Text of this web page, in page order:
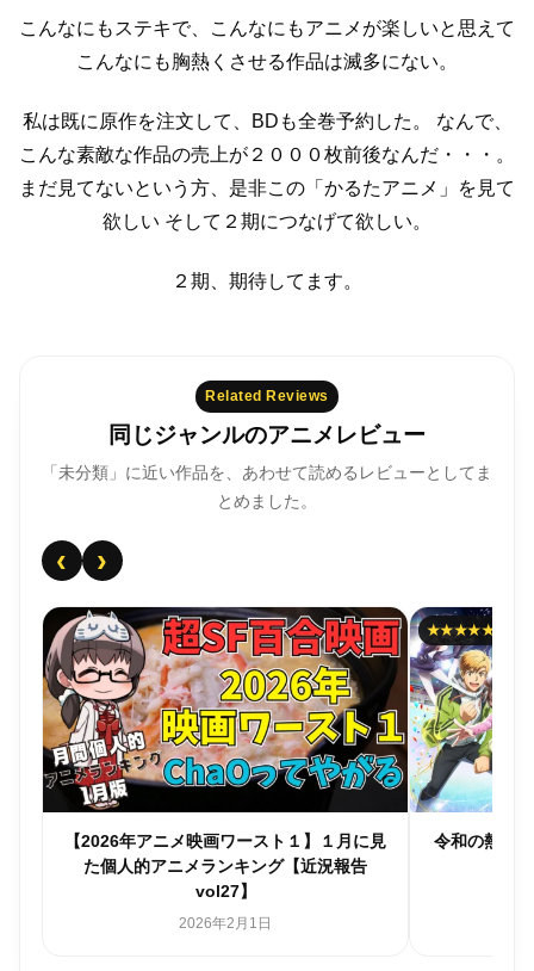
こんなにもステキで、こんなにもアニメが楽しいと思えて
こんなにも胸熱くさせる作品は滅多にない。
私は既に原作を注文して、BDも全巻予約した。
なんで、
こんな素敵な作品の売上が２０００枚前後なんだ・・・。
まだ見てないという方、是非この「かるたアニメ」を見て
欲しい そして２期につなげて欲しい。
２期、期待してます。
Related Reviews
同じジャンルのアニメレビュー
「未分類」に近い作品を、あわせて読めるレビューとしてま
とめました。
‹ ›
★★★★★
令和の熱血スポ根「メダリスト」レビュー
2025年12月24日
陰謀論詰め